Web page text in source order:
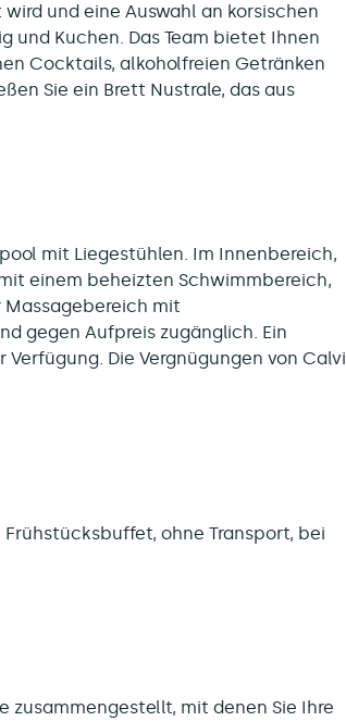
und eine Auswahl an korsischen
und Kuchen. Das Team bietet Ihnen
Cocktails, alkoholfreien Getränken
Sie ein Brett Nustrale, das aus
mit Liegestühlen. Im Innenbereich,
einem beheizten Schwimmbereich,
Massagebereich mit
gegen Aufpreis zugänglich. Ein
Die Vergnügungen von Calvi
Frühstücksbuffet, ohne Transport, bei
zusammengestellt, mit denen Sie Ihre